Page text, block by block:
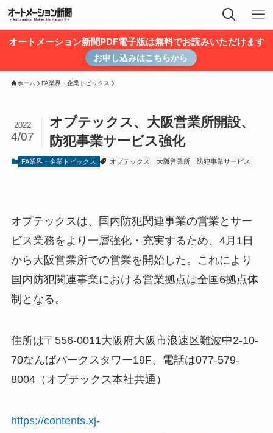
オートメーション新聞PDF電子版は無料でお読みいただけます
お申し込みはこちらから
ホーム FA業界・企業トピックス
オプテックス、大阪営業所開設、
防犯事業サービス強化
2022
4/07
FA業界・企業トピックス オプテックス 大阪営業所 防犯事業サービス
オプテックスは、国内防犯関連事業の営業とサー
ビス業務をより一層強化・充実するため、4月1日
から大阪営業所での営業を開始した。これにより
国内防犯関連事業における営業拠点は全国6拠点体
制となる。
住所は〒556-0011大阪府大阪市浪速区難波中2-10-
70なんばパークスタワー19F、電話は077-579-
8004（オプテックス本社共通）
https://contents.xj-